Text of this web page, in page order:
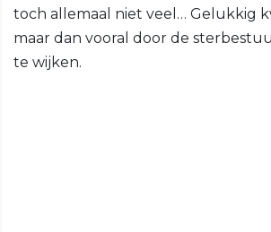
toch allemaal niet veel… Gelukkig
maar dan vooral door de
te wijken.